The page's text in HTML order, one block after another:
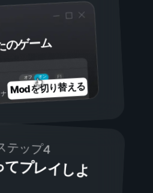
のゲーム
オン
オフ
Modを切り替える
テップ4
プレイしよ